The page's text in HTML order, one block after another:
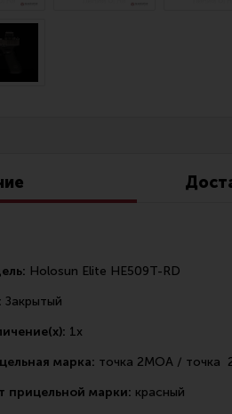
Линия Огня Медиа
Holosun Elite HE509T-RD
Закрытый
1х
марка: точка 2МОА / точка
прицельной марки: красный